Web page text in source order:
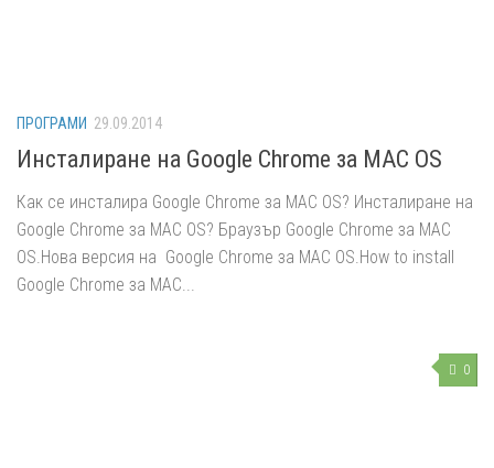
ПРОГРАМИ 29.09.2014
Инсталиране на Google Chrome за MAC OS
Как се инсталира Google Chrome за MAC OS? Инсталиране на
Google Chrome за MAC OS? Браузър Google Chrome за MAC
OS.Нова версия на Google Chrome за MAC OS.How to install
Google Chrome за MAC...
0